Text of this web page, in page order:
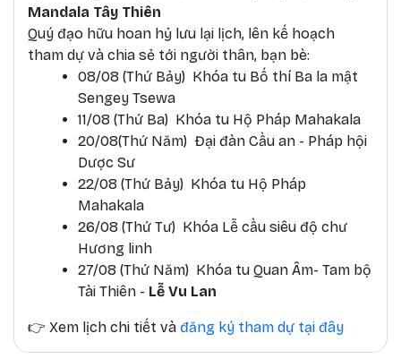
Mandala Tây Thiên
Quý đạo hữu hoan hỷ lưu lại lịch, lên kế hoạch
tham dự và chia sẻ tới người thân, bạn bè:
08/08 (Thứ Bảy) Khóa tu Bố thí Ba la mật
Sengey Tsewa
11/08 (Thứ Ba) Khóa tu Hộ Pháp Mahakala
20/08(Thứ Năm) Đại đàn Cầu an - Pháp hội
Dược Sư
22/08 (Thứ Bảy) Khóa tu Hộ Pháp
Mahakala
26/08 (Thứ Tư) Khóa Lễ cầu siêu độ chư
Hương linh
27/08 (Thứ Năm) Khóa tu Quan Âm- Tam bộ
Tài Thiên - Lễ Vu Lan
👉 Xem lịch chi tiết và đăng ký tham dự tại đây